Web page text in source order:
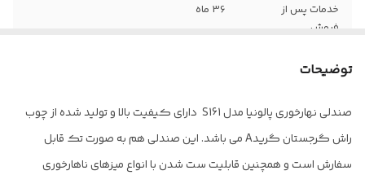
خدمات پس از
فروش
36 ماه
ضمانت
توضیحات
صندلی نهارخوری پالونیا مدل S161 دارای کیفیت بالا و تولید شده از چوب
راش گرجستان گریدA می باشد. این صندلی هم به صورت تک قابل
سفارش است و همچنین قابلیت ست شدن با انواع میزهای ناهارخوری